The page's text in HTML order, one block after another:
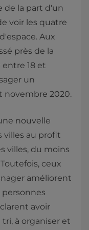
de la part d'un
voir les quatre
Aux
près de la
entre 18 et
un
novembre 2020.
nouvelle
villes au profit
villes, du moins
ceux
améliorent
personnes
avoir
à organiser et